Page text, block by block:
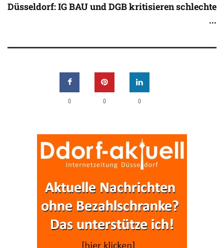
Düsseldorf: IG BAU und DGB kritisieren schlechte
...
0 0 0